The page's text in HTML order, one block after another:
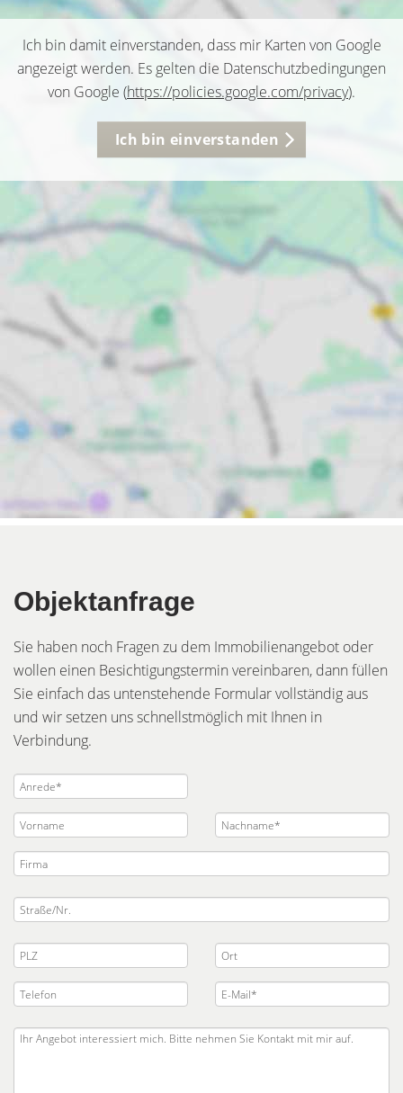
Ich bin damit einverstanden, dass mir Karten von Google
angezeigt werden. Es gelten die Datenschutzbedingungen
von Google (https://policies.google.com/privacy).
Ich bin einverstanden
Objektanfrage
Sie haben noch Fragen zu dem Immobilienangebot oder
wollen einen Besichtigungstermin vereinbaren, dann füllen
Sie einfach das untenstehende Formular vollständig aus
und wir setzen uns schnellstmöglich mit Ihnen in
Verbindung.